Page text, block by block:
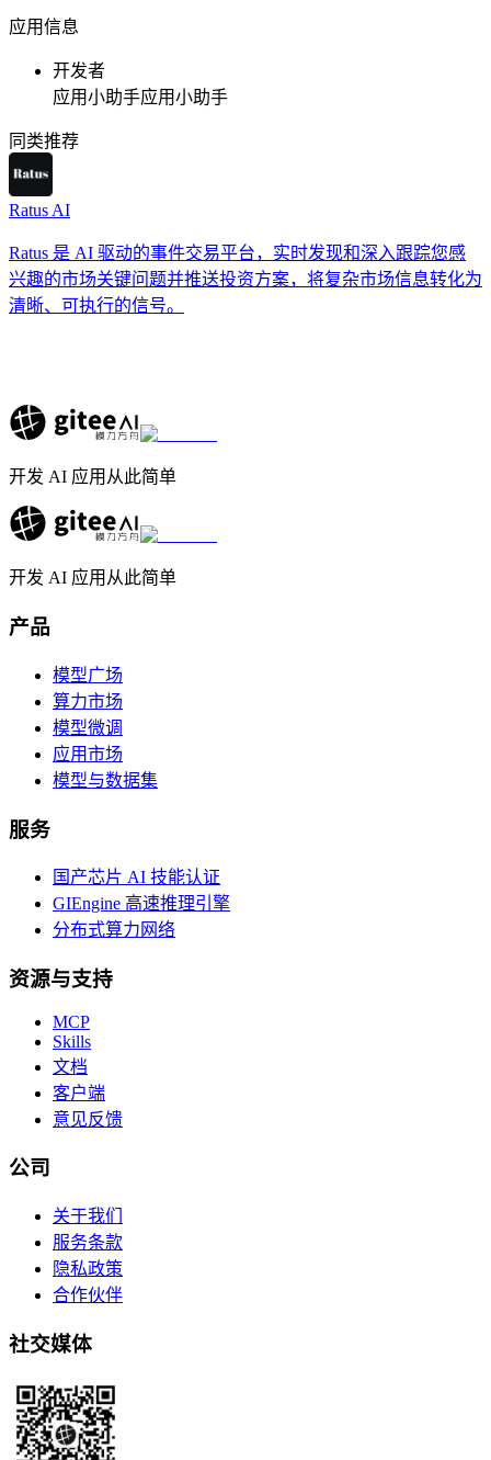
应用信息
开发者
应用小助手应用小助手
同类推荐
Ratus AI
Ratus 是 AI 驱动的事件交易平台，实时发现和深入跟踪您感
兴趣的市场关键问题并推送投资方案，将复杂市场信息转化为
清晰、可执行的信号。
开发 AI 应用从此简单
开发 AI 应用从此简单
产品
模型广场
算力市场
模型微调
应用市场
模型与数据集
服务
国产芯片 AI 技能认证
GIEngine 高速推理引擎
分布式算力网络
资源与支持
MCP
Skills
文档
客户端
意见反馈
公司
关于我们
服务条款
隐私政策
合作伙伴
社交媒体